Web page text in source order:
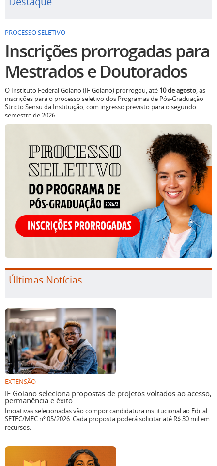
PROCESSO SELETIVO
Inscrições prorrogadas para
Mestrados e Doutorados
O Instituto Federal Goiano (IF Goiano) prorrogou, até 10 de agosto, as
inscrições para o processo seletivo dos Programas de Pós-Graduação
Stricto Sensu da Instituição, com ingresso previsto para o segundo
semestre de 2026.
Últimas Notícias
EXTENSÃO
IF Goiano seleciona propostas de projetos voltados ao acesso,
permanência e êxito
Iniciativas selecionadas vão compor candidatura institucional ao Edital
SETEC/MEC nº 05/2026. Cada proposta poderá solicitar até R$ 30 mil em
recursos.